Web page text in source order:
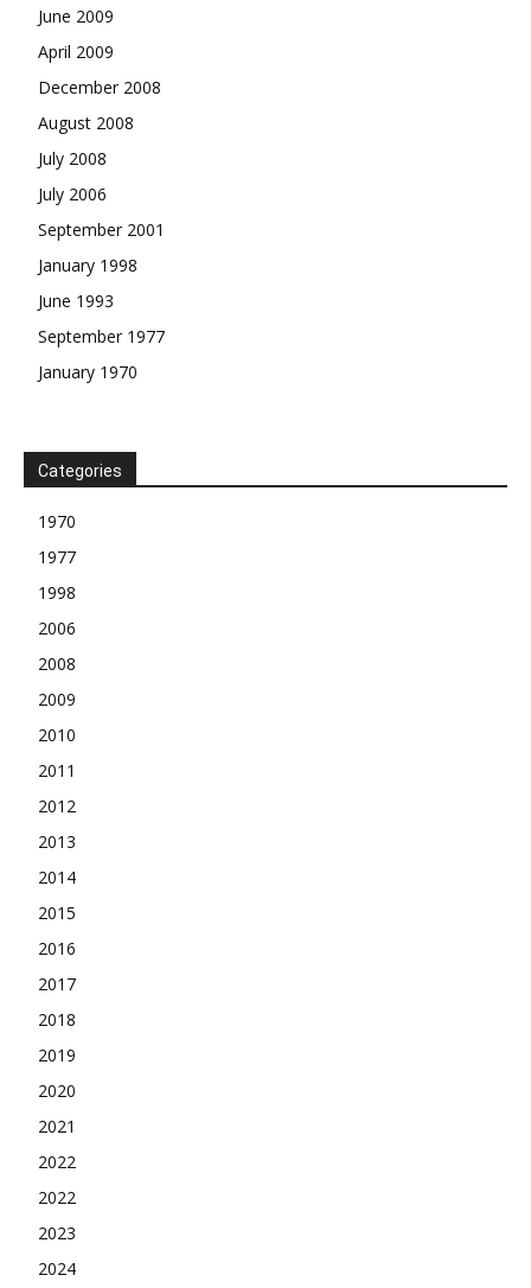
June 2009
April 2009
December 2008
August 2008
July 2008
July 2006
September 2001
January 1998
June 1993
September 1977
January 1970
Categories
1970
1977
1998
2006
2008
2009
2010
2011
2012
2013
2014
2015
2016
2017
2018
2019
2020
2021
2022
2022
2023
2024